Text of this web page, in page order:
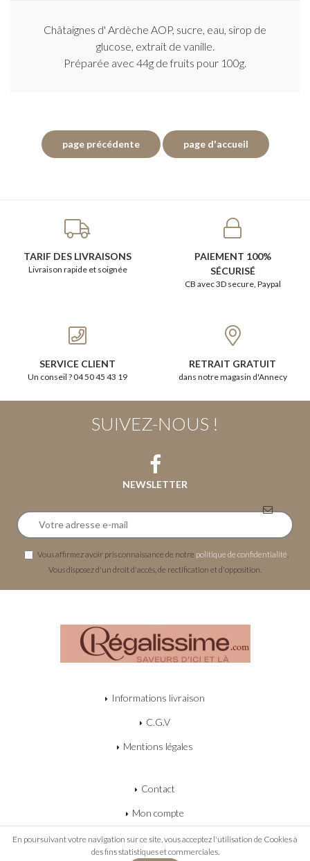
Châtaignes d' Ardèche AOP, sucre, eau, sirop de
glucose, extrait de vanille.
Préparée avec 44g de fruits pour 100g.
TARIF DES LIVRAISONS
Livraison rapide et soignée
PAIEMENT 100%
SÉCURISÉ
CB avec 3D secure, Paypal
SERVICE CLIENT
Un conseil ? 04 50 45 43 19
RETRAIT GRATUIT
dans notre magasin d'Annecy
SUIVEZ-NOUS !
NEWSLETTER
Vous affirmez avoir pris connaissance de notre politique de confidentialité
Vous disposez d'un droit d'accès, de rectification et d'opposition.
Informations livraison
C.G.V
Mentions légales
Contact
Mon compte
Mon panier
En poursuivant votre navigation sur ce site, vous acceptez l'utilisation de Cookies à
des fins statistiques et commerciales.